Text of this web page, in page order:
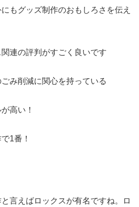
もグッズ制作のおもしろさを伝え
関連の評判がすごく良いです
み削減に関心を持っている
高い！
1番！
言えばロックスが有名ですね。ロ